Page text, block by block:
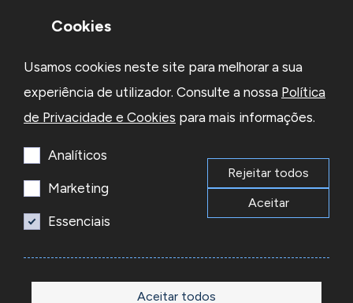
Li e aceito aPolítica de Privacidadee os Termos e Condições
Subscrever
© 2026 Reacel Todos os direitos reservados.
Cookies
Usamos cookies neste site para melhorar a sua
experiência de utilizador. Consulte a nossa Política
de Privacidade e Cookies para mais informações.
Analíticos
Marketing
Essenciais
Rejeitar todos
Aceitar
Aceitar todos